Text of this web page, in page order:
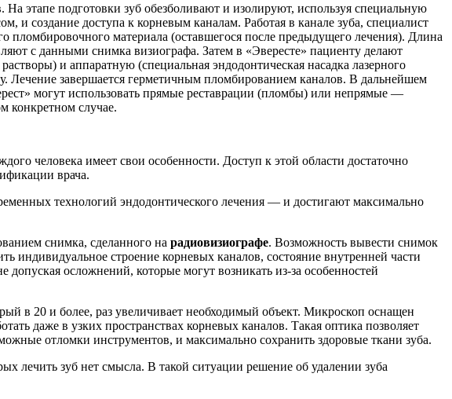
На этапе подготовки зуб обезболивают и изолируют, используя специальную
создание доступа к корневым каналам. Работая в канале зуба, специалист
пломбировочного материала (оставшегося после предыдущего лечения). Длина
с данными снимка визиографа. Затем в «Эвересте» пациенту делают
и аппаратную (специальная эндодонтическая насадка лазерного
Лечение завершается герметичным пломбированием каналов. В дальнейшем
могут использовать прямые реставрации (пломбы) или непрямые —
конкретном случае.
человека имеет свои особенности. Доступ к этой области достаточно
врача.
технологий эндодонтического лечения — и достигают максимально
снимка, сделанного на радиовизиографе. Возможность вывести снимок
строение корневых каналов, состояние внутренней части
осложнений, которые могут возникать из-за особенностей
в 20 и более, раз увеличивает необходимый объект. Микроскоп оснащен
даже в узких пространствах корневых каналов. Такая оптика позволяет
отломки инструментов, и максимально сохранить здоровые ткани зуба.
зуб нет смысла. В такой ситуации решение об удалении зуба